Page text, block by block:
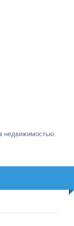
недвижимостью.